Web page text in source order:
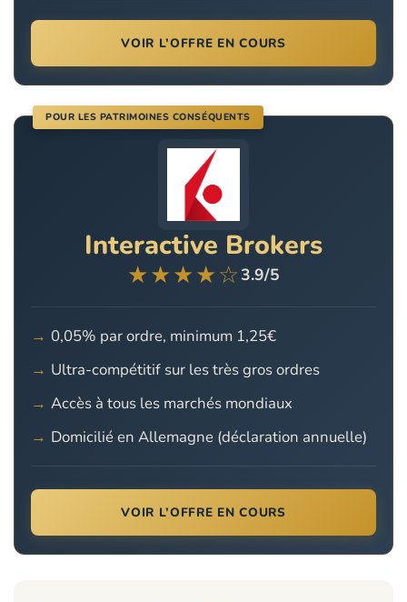
VOIR L’OFFRE EN COURS
POUR LES PATRIMOINES CONSÉQUENTS
Interactive Brokers
★★★★☆3.9/5
0,05% par ordre, minimum 1,25€
Ultra-compétitif sur les très gros ordres
Accès à tous les marchés mondiaux
Domicilié en Allemagne (déclaration annuelle)
VOIR L’OFFRE EN COURS